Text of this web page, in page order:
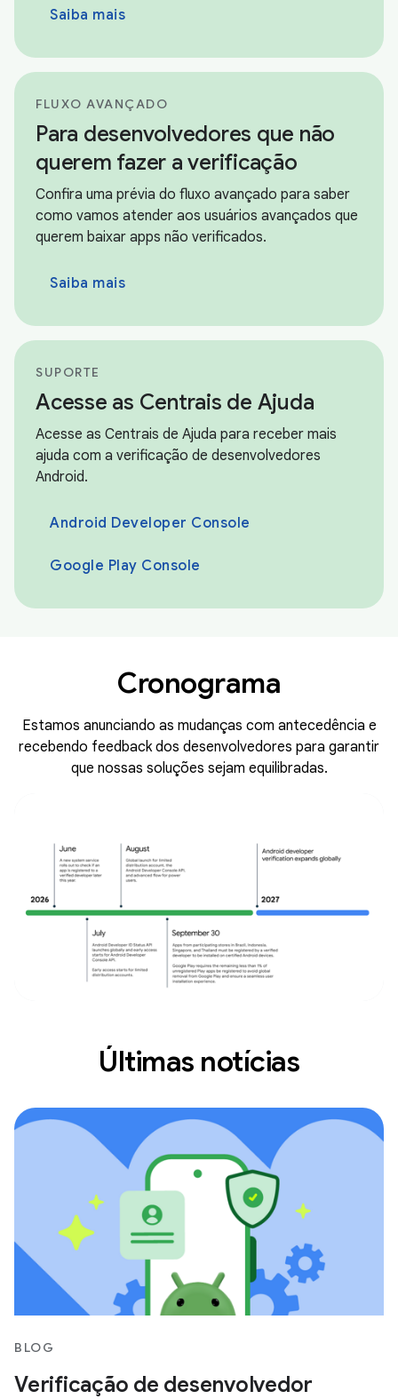
Saiba mais
FLUXO AVANÇADO
Para desenvolvedores que não
querem fazer a verificação
Confira uma prévia do fluxo avançado para saber
como vamos atender aos usuários avançados que
querem baixar apps não verificados.
Saiba mais
SUPORTE
Acesse as Centrais de Ajuda
Acesse as Centrais de Ajuda para receber mais
ajuda com a verificação de desenvolvedores
Android.
Android Developer Console
Google Play Console
Cronograma
Estamos anunciando as mudanças com antecedência e
recebendo feedback dos desenvolvedores para garantir
que nossas soluções sejam equilibradas.
Últimas notícias
BLOG
Verificação de desenvolvedor